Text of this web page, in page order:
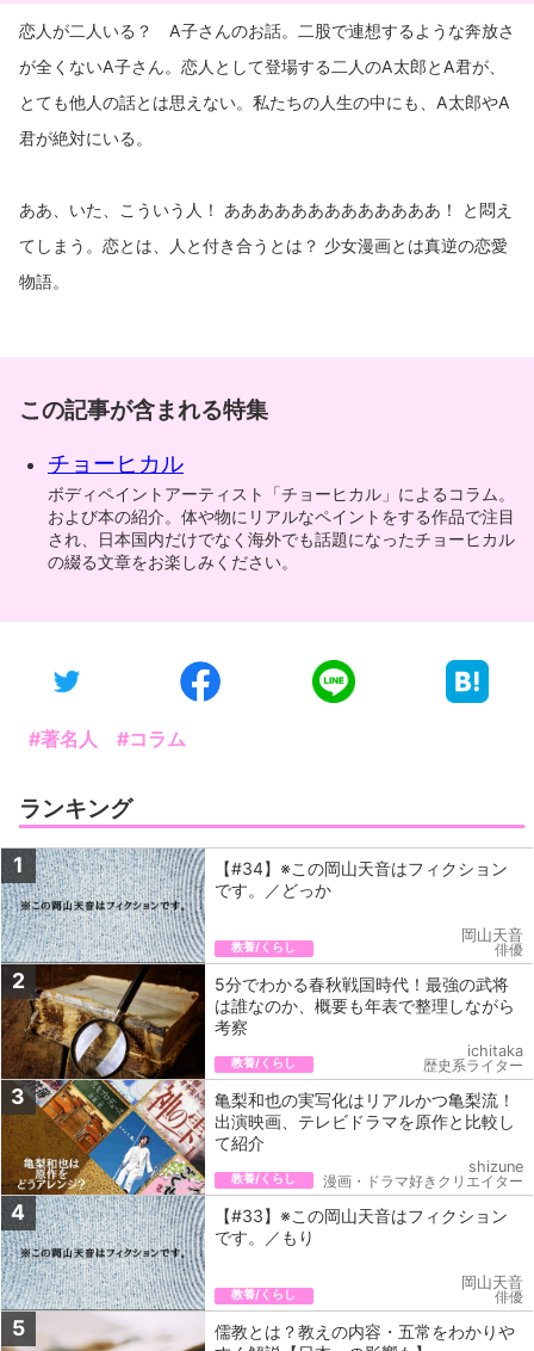
恋人が二人いる？ A子さんのお話。二股で連想するような奔放さ
が全くないA子さん。恋人として登場する二人のA太郎とA君が、
とても他人の話とは思えない。私たちの人生の中にも、A太郎やA
君が絶対にいる。
ああ、いた、こういう人！ あああああああああああああ！ と悶え
てしまう。恋とは、人と付き合うとは？ 少女漫画とは真逆の恋愛
物語。
この記事が含まれる特集
チョーヒカル
ボディペイントアーティスト「チョーヒカル」によるコラム。
および本の紹介。体や物にリアルなペイントをする作品で注目
され、日本国内だけでなく海外でも話題になったチョーヒカル
の綴る文章をお楽しみください。
#著名人 #コラム
ランキング
1
【#34】※この岡山天音はフィクション
です。／どっか
教養/くらし
岡山天音
俳優
2
5分でわかる春秋戦国時代！最強の武将
は誰なのか、概要も年表で整理しながら
考察
教養/くらし
ichitaka
歴史系ライター
3
亀梨和也の実写化はリアルかつ亀梨流！
出演映画、テレビドラマを原作と比較し
て紹介
教養/くらし
shizune
漫画・ドラマ好きクリエイター
4
【#33】※この岡山天音はフィクション
です。／もり
教養/くらし
岡山天音
俳優
5
儒教とは？教えの内容・五常をわかりや